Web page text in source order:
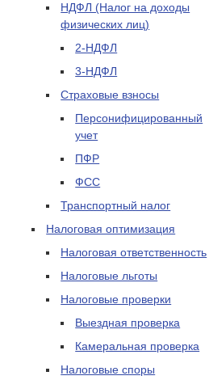
НДФЛ (Налог на доходы
физических лиц)
2-НДФЛ
3-НДФЛ
Страховые взносы
Персонифицированный
учет
ПФР
ФСС
Транспортный налог
Налоговая оптимизация
Налоговая ответственность
Налоговые льготы
Налоговые проверки
Выездная проверка
Камеральная проверка
Налоговые споры